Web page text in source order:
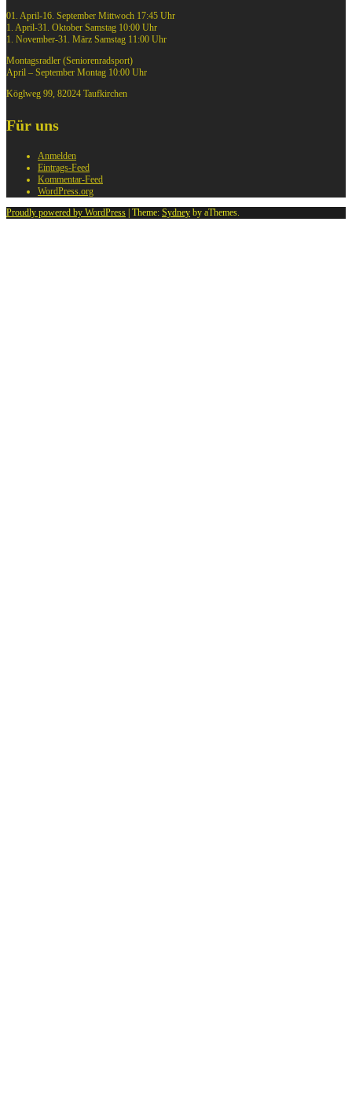
01. April-16. September Mittwoch 17:45 Uhr
1. April-31. Oktober Samstag 10:00 Uhr
1. November-31. März Samstag 11:00 Uhr
Montagsradler (Seniorenradsport)
April – September Montag 10:00 Uhr
Köglweg 99, 82024 Taufkirchen
Für uns
Anmelden
Eintrags-Feed
Kommentar-Feed
WordPress.org
Proudly powered by WordPress Theme: Sydney by aThemes.